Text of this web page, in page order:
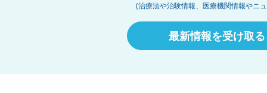
(治療法や治験情報、医療機関情報やニ
最新情報を受け取る